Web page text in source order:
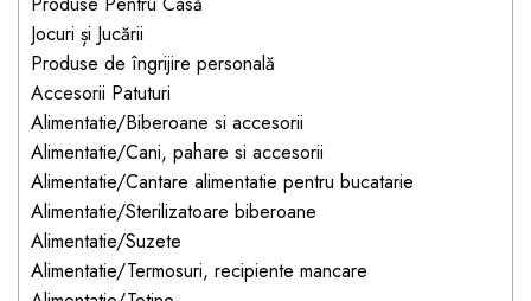
Produse de protecție
mobilier industrial
Bandă avertizare
Cărucioare copii
Accesorii Cărucioare
Set protecții copii
Scaune auto copii
Siguranță auto copii
Tapet protector perete
camera copiilor
Jocuri de familie sau grup
Masinute, avioane,
motociclete
Jocuri de pictura si desen
Jucarii muzicale
Jucării educative copii
Biciclete și Triciclete
Jocuri și Jucării
Produse de îngrijire personală
Accesorii Patuturi
Alimentatie/Biberoane si accesorii
Alimentatie/Cani, pahare si accesorii
Alimentatie/Cantare alimentatie pentru bucatarie
Alimentatie/Sterilizatoare biberoane
Alimentatie/Suzete
Alimentatie/Termosuri, recipiente mancare